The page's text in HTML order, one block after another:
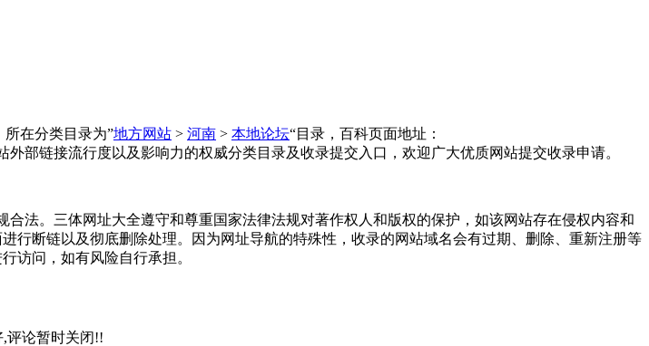
所在分类目录为”地方网站 > 河南 > 本地论坛“目录，百科页面地址：
部链接流行度以及影响力的权威分类目录及收录提交入口，欢迎广大优质网站提交收录申请。
法。三体网址大全遵守和尊重国家法律法规对著作权人和版权的保护，如该网站存在侵权内容和
行断链以及彻底删除处理。因为网址导航的特殊性，收录的网站域名会有过期、删除、重新注册等
访问，如有风险自行承担。
,评论暂时关闭!!